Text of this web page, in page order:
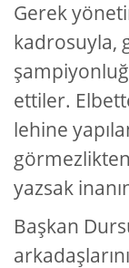
Gerek
kadrosuyla,
ettiler.
lehine
yazsak
Başkan